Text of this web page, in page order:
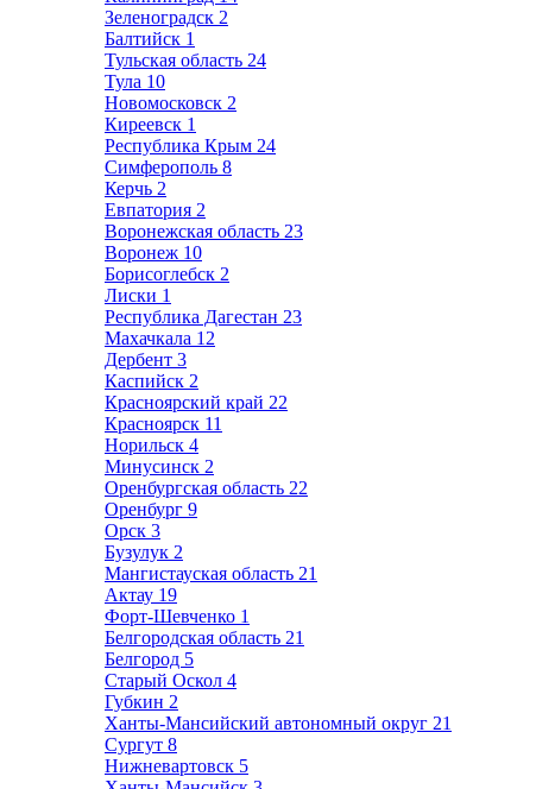
Зеленоградск 2
Балтийск 1
Тульская область 24
Тула 10
Новомосковск 2
Киреевск 1
Республика Крым 24
Симферополь 8
Керчь 2
Евпатория 2
Воронежская область 23
Воронеж 10
Борисоглебск 2
Лиски 1
Республика Дагестан 23
Махачкала 12
Дербент 3
Каспийск 2
Красноярский край 22
Красноярск 11
Норильск 4
Минусинск 2
Оренбургская область 22
Оренбург 9
Орск 3
Бузулук 2
Мангистауская область 21
Актау 19
Форт-Шевченко 1
Белгородская область 21
Белгород 5
Старый Оскол 4
Губкин 2
Ханты-Мансийский автономный округ 21
Сургут 8
Нижневартовск 5